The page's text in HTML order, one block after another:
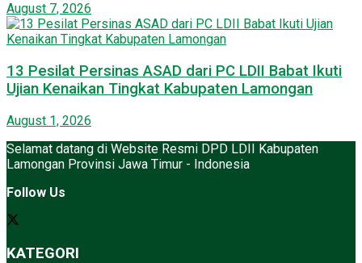
August 7, 2026
13 Pesilat Persinas ASAD dari PC LDII Babat Ikuti
Ujian Kenaikan Tingkat Kabupaten Lamongan
August 1, 2026
Selamat datang di Website Resmi DPD LDII Kabupaten
Lamongan Provinsi Jawa Timur - Indonesia
Follow Us
KATEGORI